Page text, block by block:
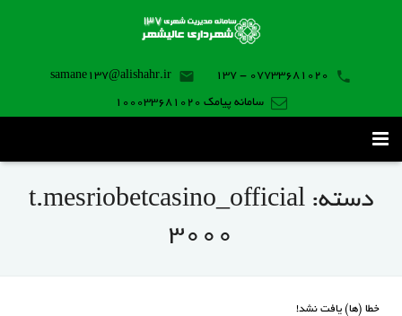
07733681020 - 137
samane137@alishahr.ir
سامانه پیامک 100033681020
برنامه موبایل
دسته: t.mesriobetcasino_official
3000
خطا (ها) یافت نشد!